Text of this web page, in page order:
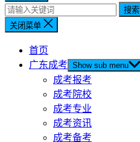
搜索
关闭菜单
首页
广东成考 Show sub menu
成考报考
成考院校
成考专业
成考资讯
成考备考